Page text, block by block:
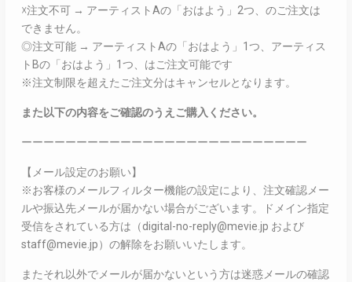
☓注文不可 → アーティストAの「おはよう」2つ、のご注文は
できません。
◎注文可能 → アーティストAの「おはよう」1つ、アーティス
トBの「おはよう」1つ、はご注文可能です
※注文制限を超えたご注文分はキャンセルとなります。
また以下の内容をご確認のうえご購入ください。
ーーーーーーーーーーーーーーーーーーーーーーーーーー
【メール設定のお願い】
※お客様のメールフィルター機能の設定により、注文確認メー
ルや振込先メールが届かない場合がございます。ドメイン指定
受信をされている方は（digital-no-reply@mevie.jp および
staff@mevie.jp）の解除をお願いいたします。
またそれ以外でメールが届かないという方は迷惑メールの確認